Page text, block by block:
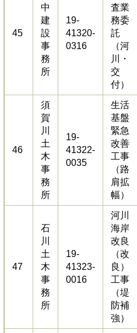
45
中
建
設
事
務
所
19-
41320-
0316
査業
務委
託
（河
川・
交
付）
46
須
賀
川
土
木
事
務
所
19-
41322-
0035
生活
基盤
緊急
改善
工事
（路
肩拡
幅）
47
石
川
土
木
事
務
所
19-
41323-
0016
河川
海岸
改良
（改
良）
工事
（堤
防補
強）